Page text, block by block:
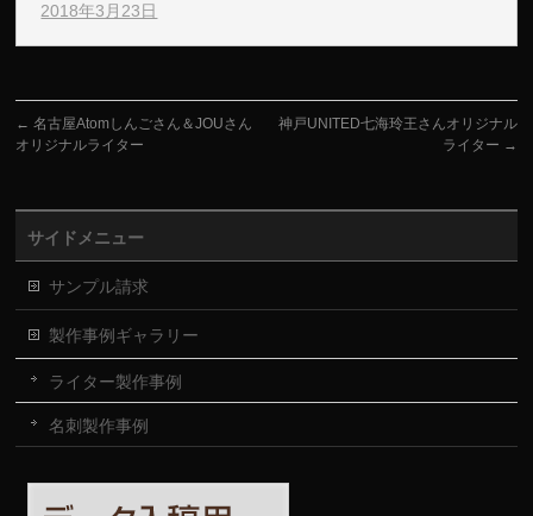
2018年3月23日
← 名古屋Atomしんごさん＆JOUさん
オリジナルライター
神戸UNITED七海玲王さんオリジナル
ライター →
サイドメニュー
サンプル請求
製作事例ギャラリー
ライター製作事例
名刺製作事例